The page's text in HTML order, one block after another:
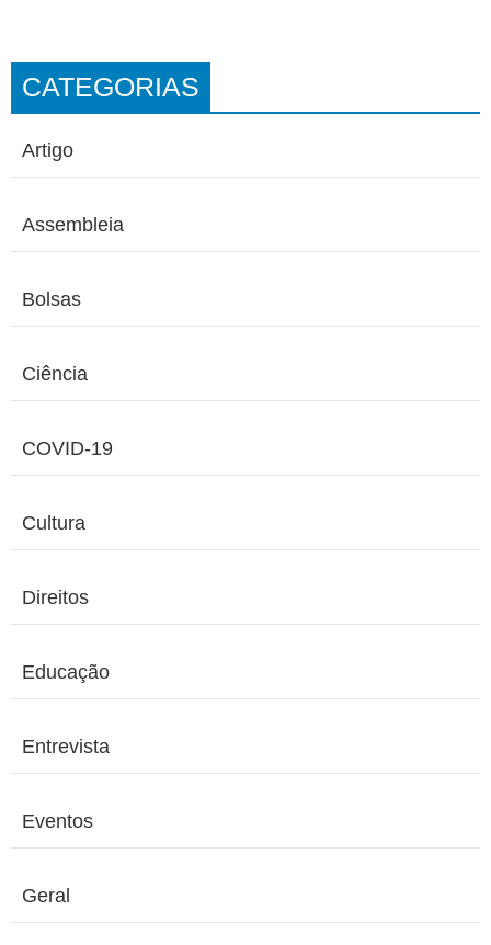
CATEGORIAS
Artigo
Assembleia
Bolsas
Ciência
COVID-19
Cultura
Direitos
Educação
Entrevista
Eventos
Geral